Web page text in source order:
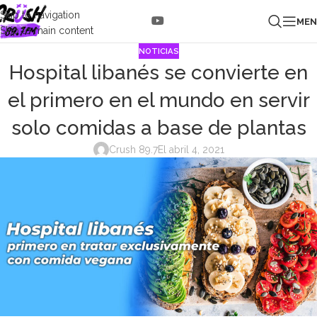
Skip to navigation
Skip to main content
NOTICIAS
Hospital libanés se convierte en
el primero en el mundo en servir
solo comidas a base de plantas
Crush 89.7El abril 4, 2021